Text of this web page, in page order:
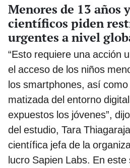
Menores de 13 años
científicos piden
urgentes a nivel
“Esto requiere una acción
el acceso de los niños
los smartphones, así
matizada del entorno
expuestos los jóvenes”,
del estudio, Tara
científica jefa de la
lucro Sapien Labs. En este